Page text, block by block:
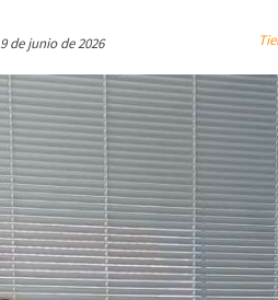
9 de junio de 2026